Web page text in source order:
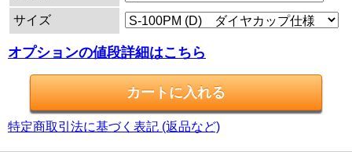
サイズ
オプションの値段詳細はこちら
特定商取引法に基づく表記 (返品など)